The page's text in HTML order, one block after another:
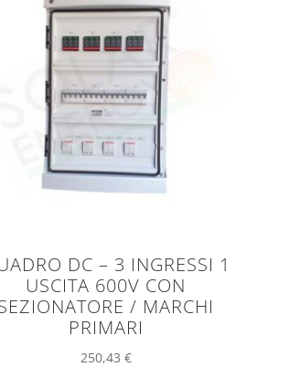
DC – 3 INGRESSI 1
USCITA 600V CON
/ MARCHI
PRIMARI
250,43 €